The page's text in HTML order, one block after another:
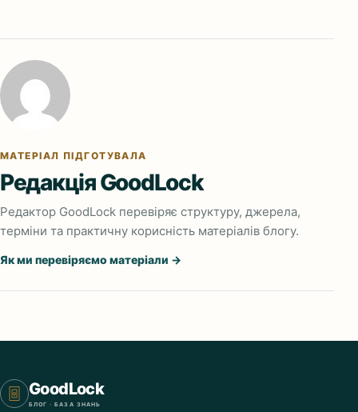
МАТЕРІАЛ ПІДГОТУВАЛА
Редакція GoodLock
Редактор GoodLock перевіряє структуру, джерела,
терміни та практичну корисність матеріалів блогу.
Як ми перевіряємо матеріали →
GoodLock
БЛОГ · БАЗА ЗНАНЬ